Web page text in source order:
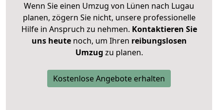
Wenn Sie einen Umzug von Lünen nach Lugau
planen, zögern Sie nicht, unsere professionelle
Hilfe in Anspruch zu nehmen. Kontaktieren Sie
uns heutenoch, um Ihren reibungslosen
Umzug zu planen.
Kostenlose Angebote erhalten